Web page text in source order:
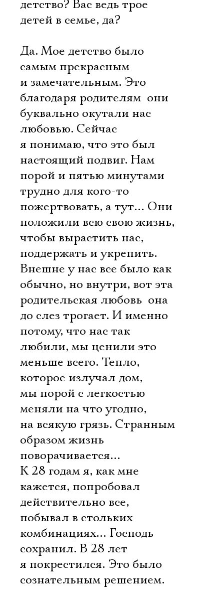
детство? Вас ведь трое
детей в семье, да?
Да. Мое детство было
самым прекрасным
и замечательным. Это
благодаря родителям  они
буквально окутали нас
любовью. Сейчас
я понимаю, что это был
настоящий подвиг. Нам
порой и пятью минутами
трудно для кого-то
пожертвовать, а тут… Они
положили всю свою жизнь,
чтобы вырастить нас,
поддержать и укрепить.
Внешне у нас все было как
обычно, но внутри, вот эта
родительская любовь  она
до слез трогает. И именно
потому, что нас так
любили, мы ценили это
меньше всего. Тепло,
которое излучал дом,
мы порой с легкостью
меняли на что угодно,
на всякую грязь. Странным
образом жизнь
поворачивается…
К 28 годам я, как мне
кажется, попробовал
действительно все,
побывал в стольких
комбинациях… Господь
сохранил. В 28 лет
я покрестился. Это было
сознательным решением.